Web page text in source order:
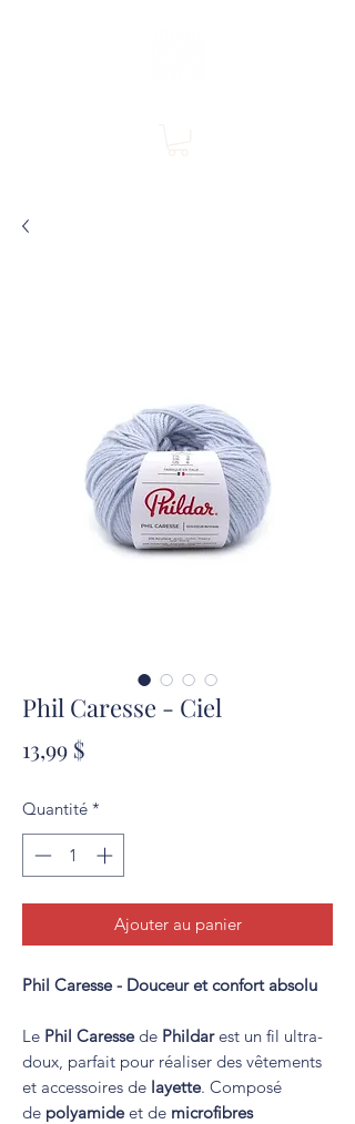
Phil Caresse - Ciel
13,99 $Prix
Quantité *
Ajouter au panier
Phil Caresse - Douceur et confort absolu
Le Phil Caressede Phildarest un fil ultra-
doux, parfait pour réaliser des vêtements
et accessoires de layette. Composé
de polyamideet de microfibres